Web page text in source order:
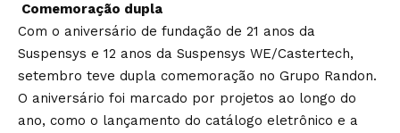
Comemoração dupla
Com o aniversário de fundação de 21 anos da
Suspensys e 12 anos da Suspensys WE/Castertech,
setembro teve dupla comemoração no Grupo Randon.
O aniversário foi marcado por projetos ao longo do
ano, como o lançamento do catálogo eletrônico e a